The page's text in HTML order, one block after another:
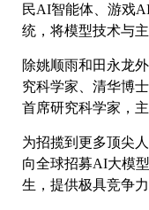
民AI智能体、游戏
统，将模型技术与
除姚顺雨和田永龙
究科学家、清华博
首席研究科学家，
为招揽到更多顶尖
向全球招募AI大模
生，提供极具竞争